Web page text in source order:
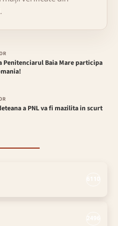
Penitenciarul Baia Mare participa
a PNL va fi mazilita in scurt